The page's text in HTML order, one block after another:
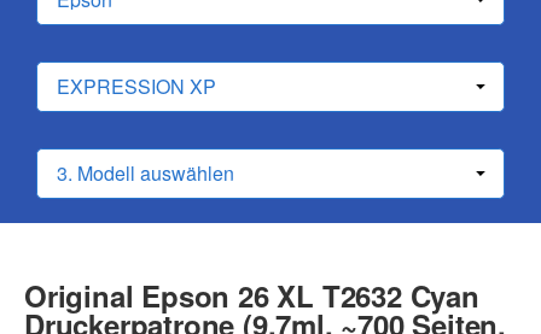
Original Epson 26 XL T2632 Cyan
Druckerpatrone (9.7ml, ~700 Seiten,